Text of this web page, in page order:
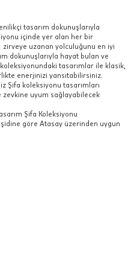
tasarım dokunuşlarıyla
içinde yer alan her bir
uzanan yolculuğunu en iyi
dokunuşlarıyla hayat bulan ve
tasarımlar ile klasik,
enerjinizi yansıtabilirsiniz.
Şifa koleksiyonu tasarımları
zevkine uyum sağlayabilecek
Şifa Koleksiyonu
göre Atasay üzerinden uygun